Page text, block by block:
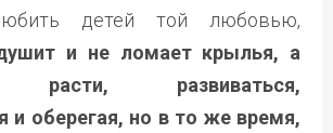
детей той любовью,
и не ломает крылья, а
расти, развиваться,
и оберегая, но в то же время,